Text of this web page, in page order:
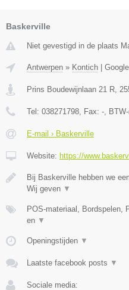
Baskerville
Niet gevestigd in de plaats
Antwerpen » Kontich
Prins Boudewijnlaan 21 R,
Tel: 038271798, Fax: -,
E-mail › Baskerville
Website: https://
Bij Baskerville hebben we
Wij geven ▼
POS-materiaal, Bordspelen,
en ▼
Openingstijden ▼
Laatste facebook posts ▼
Sociale media: